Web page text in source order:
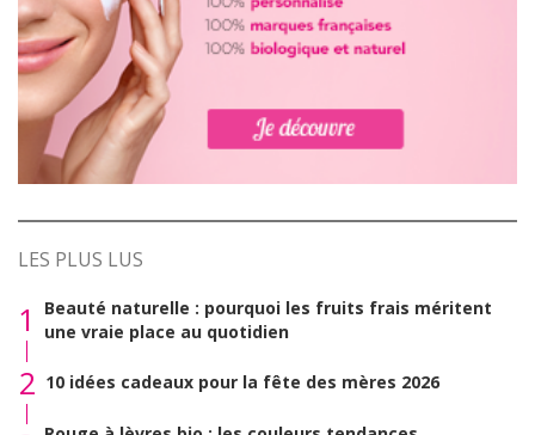
LES PLUS LUS
1
Beauté naturelle : pourquoi les fruits frais méritent
une vraie place au quotidien
2 10 idées cadeaux pour la fête des mères 2026